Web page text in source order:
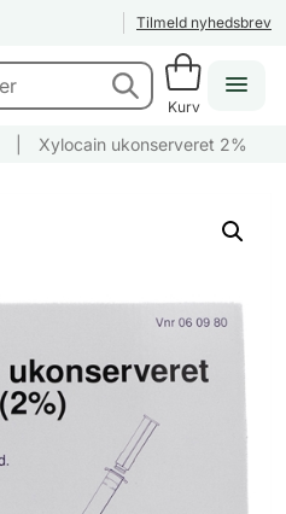
Tilmeld nyhedsbrev
Kurv
Xylocain ukonserveret 2%